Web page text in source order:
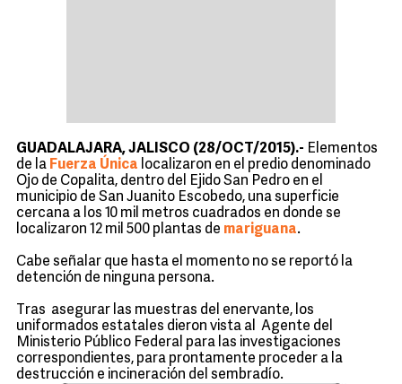
GUADALAJARA, JALISCO (28/OCT/2015).- Elementos
de la Fuerza Única localizaron en el predio denominado
Ojo de Copalita, dentro del Ejido San Pedro en el
municipio de San Juanito Escobedo, una superficie
cercana a los 10 mil metros cuadrados en donde se
localizaron 12 mil 500 plantas de mariguana.
Cabe señalar que hasta el momento no se reportó la
detención de ninguna persona.
Tras asegurar las muestras del enervante, los
uniformados estatales dieron vista al Agente del
Ministerio Público Federal para las investigaciones
correspondientes, para prontamente proceder a la
destrucción e incineración del sembradío.